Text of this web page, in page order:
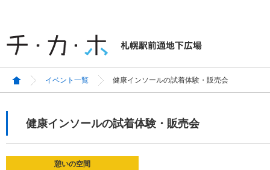
イベント一覧 健康インソールの試着体験・販売会
健康インソールの試着体験・販売会
憩いの空間